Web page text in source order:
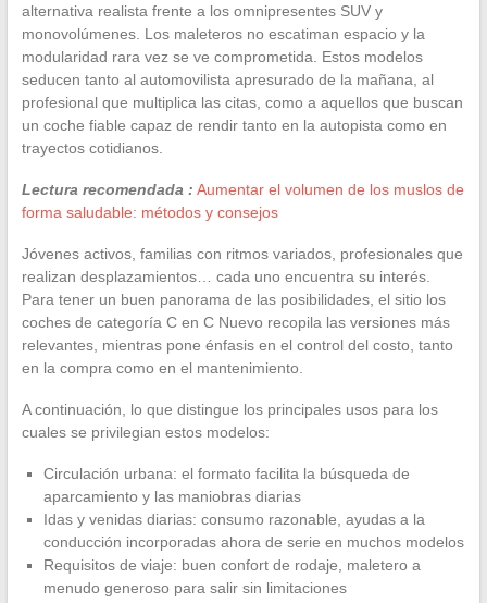
alternativa realista frente a los omnipresentes SUV y
monovolúmenes. Los maleteros no escatiman espacio y la
modularidad rara vez se ve comprometida. Estos modelos
seducen tanto al automovilista apresurado de la mañana, al
profesional que multiplica las citas, como a aquellos que buscan
un coche fiable capaz de rendir tanto en la autopista como en
trayectos cotidianos.
Lectura recomendada : Aumentar el volumen de los muslos de
forma saludable: métodos y consejos
Jóvenes activos, familias con ritmos variados, profesionales que
realizan desplazamientos… cada uno encuentra su interés.
Para tener un buen panorama de las posibilidades, el sitio los
coches de categoría C en C Nuevo recopila las versiones más
relevantes, mientras pone énfasis en el control del costo, tanto
en la compra como en el mantenimiento.
A continuación, lo que distingue los principales usos para los
cuales se privilegian estos modelos:
Circulación urbana: el formato facilita la búsqueda de
aparcamiento y las maniobras diarias
Idas y venidas diarias: consumo razonable, ayudas a la
conducción incorporadas ahora de serie en muchos modelos
Requisitos de viaje: buen confort de rodaje, maletero a
menudo generoso para salir sin limitaciones